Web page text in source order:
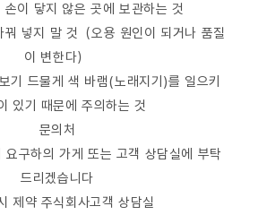
손이 닿지 않은 곳에 보관하는 것
꿔 넣지 말 것（오용 원인이 되거나 품질
이 변한다）
기 드물게 색 바램(노래지기)를 일으키
있기 때문에 주의하는 것
문의처
요구하의 가게 또는 고객 상담실에 부탁
드리겠습니다
제약 주식회사고객 상담실